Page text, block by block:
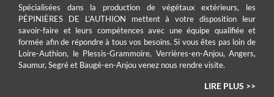
Spécialisées dans la production de végétaux extérieurs, les
PÉPINIÈRES DE L’AUTHION mettent à votre disposition leur
savoir-faire et leurs compétences avec une équipe qualifiée et
formée afin de répondre à tous vos besoins. Si vous êtes pas loin de
Loire-Authion, le Plessis-Grammoire, Verrières-en-Anjou, Angers,
Saumur, Segré et Baugé-en-Anjou venez nous rendre visite.
LIRE PLUS >>